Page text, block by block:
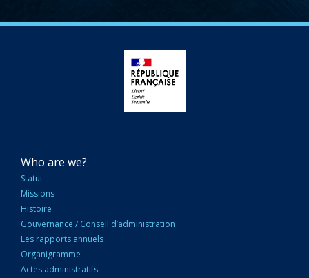
NAVIGATION
PRINCIPALE
Who are we?
Statut
Missions
Histoire
Gouvernance / Conseil d’administration
Les rapports annuels
Organigramme
Actes administratifs